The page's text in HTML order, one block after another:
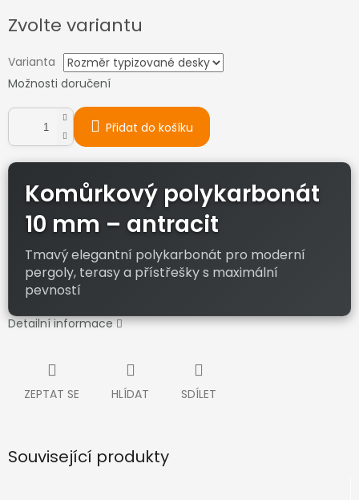
Zvolte variantu
Varianta
Možnosti doručení
Přidat do košíku
Komůrkový polykarbonát
10 mm – antracit
Tmavý elegantní polykarbonát pro moderní
pergoly, terasy a přístřešky s maximální
pevností
Detailní informace
ZEPTAT SE HLÍDAT SDÍLET
Související produkty